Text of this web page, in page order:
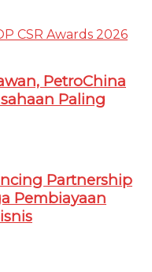
CSR Awards 2026
PetroChina
Paling
Partnership
Pembiayaan